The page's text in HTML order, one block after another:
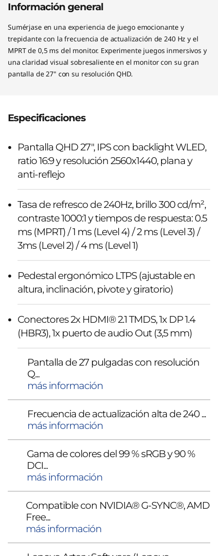
Información general
Sumérjase en una experiencia de juego emocionante y
trepidante con la frecuencia de actualización de 240 Hz y el
MPRT de 0,5 ms del monitor. Experimente juegos inmersivos y
una claridad visual sobresaliente en el monitor con su gran
pantalla de 27" con su resolución QHD.
Especificaciones
Pantalla QHD 27", IPS con backlight WLED,
ratio 16:9 y resolución 2560x1440, plana y
anti-reflejo
Tasa de refresco de 240Hz, brillo 300 cd/m²,
contraste 1000:1 y tiempos de respuesta: 0.5
ms (MPRT) / 1 ms (Level 4) / 2 ms (Level 3) /
3ms (Level 2) / 4 ms (Level 1)
Pedestal ergonómico LTPS (ajustable en
altura, inclinación, pivote y giratorio)
Conectores 2x HDMI® 2.1 TMDS, 1x DP 1.4
(HBR3), 1x puerto de audio Out (3,5 mm)
Pantalla de 27 pulgadas con resolución
Q...
más información
Frecuencia de actualización alta de 240 ...
más información
Gama de colores del 99 % sRGB y 90 %
DCI...
más información
Compatible con NVIDIA® G-SYNC®, AMD
Free...
más información